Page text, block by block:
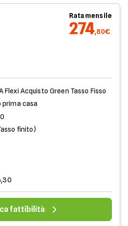
Rata mensile
274,80€
Flexi Acquisto Green Tasso Fisso
prima casa
finito)
fattibilità